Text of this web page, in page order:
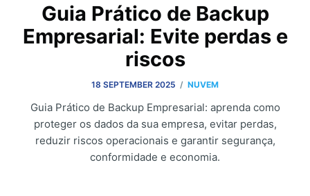
Guia Prático de Backup
Empresarial: Evite perdas e
riscos
18 SEPTEMBER 2025 / NUVEM
Guia Prático de Backup Empresarial: aprenda como
proteger os dados da sua empresa, evitar perdas,
reduzir riscos operacionais e garantir segurança,
conformidade e economia.